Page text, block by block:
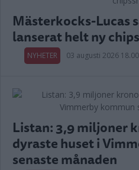
Mästerkocks-Lucas
lanserat helt ny
NYHETER 03 augusti 2026 18.00
Listan: 3,9 miljoner
dyraste huset i
senaste månaden